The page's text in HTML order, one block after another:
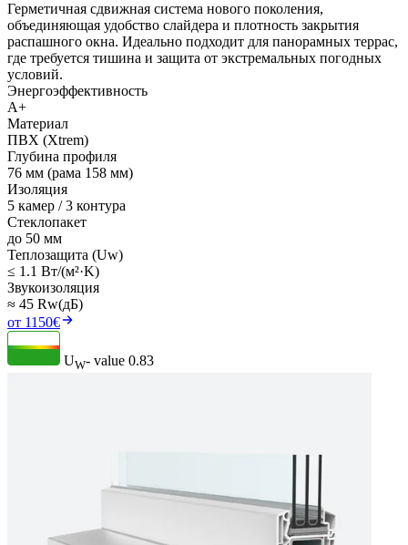
Герметичная сдвижная система нового поколения,
объединяющая удобство слайдера и плотность закрытия
распашного окна. Идеально подходит для панорамных террас,
где требуется тишина и защита от экстремальных погодных
условий.
Энергоэффективность
A+
Материал
ПВХ (Xtrem)
Глубина профиля
76 мм (рама 158 мм)
Изоляция
5 камер / 3 контура
Стеклопакет
до 50 мм
Теплозащита (Uw)
≤ 1.1 Вт/(м²·K)
Звукоизоляция
≈ 45 Rw(дБ)
от 1150€
UW- value 0.83